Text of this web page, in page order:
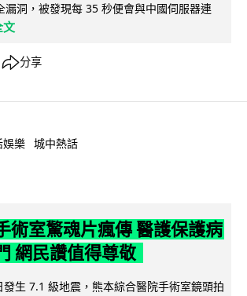
漏洞，被發現每 35 秒便會與中國伺服器連
文
分享
娛樂 城中熱話
術室驚魂片瘋傳 醫護保護病
網民讚值得尊敬
生 7.1 級地震，熊本綜合醫院手術室鏡頭拍